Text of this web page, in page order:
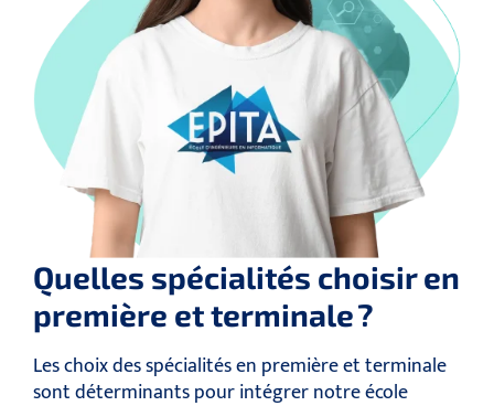
Quelles spécialités choisir en
première et terminale ?
Les choix des spécialités en première et terminale
sont déterminants pour intégrer notre école